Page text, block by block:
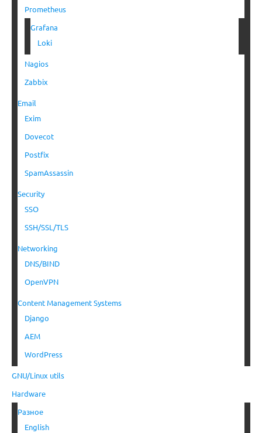
Prometheus
Grafana
Loki
Nagios
Zabbix
Email
Exim
Dovecot
Postfix
SpamAssassin
Security
SSO
SSH/SSL/TLS
Networking
DNS/BIND
OpenVPN
Content Management Systems
Django
AEM
WordPress
GNU/Linux utils
Hardware
Разное
English